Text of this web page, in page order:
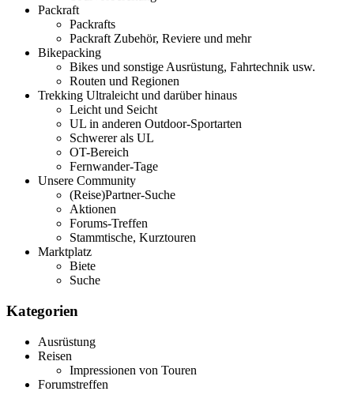
Packraft
Packrafts
Packraft Zubehör, Reviere und mehr
Bikepacking
Bikes und sonstige Ausrüstung, Fahrtechnik usw.
Routen und Regionen
Trekking Ultraleicht und darüber hinaus
Leicht und Seicht
UL in anderen Outdoor-Sportarten
Schwerer als UL
OT-Bereich
Fernwander-Tage
Unsere Community
(Reise)Partner-Suche
Aktionen
Forums-Treffen
Stammtische, Kurztouren
Marktplatz
Biete
Suche
Kategorien
Ausrüstung
Reisen
Impressionen von Touren
Forumstreffen